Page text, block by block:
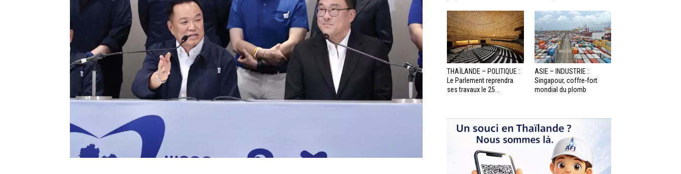
THAÏLANDE – POLITIQUE :
Le Parlement reprendra
ses travaux le 25...
ASIE – INDUSTRIE :
Singapour, coffre-fort
mondial du plomb